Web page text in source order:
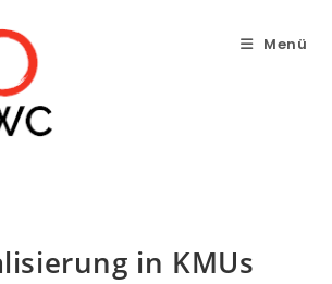
Menü
in KMUs